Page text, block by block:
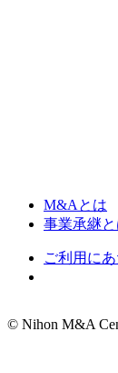
M&Aとは
事業承継と
ご利用に
© Nihon M&A